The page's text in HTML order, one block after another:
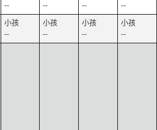
--
--
--
--
--
--
--
--